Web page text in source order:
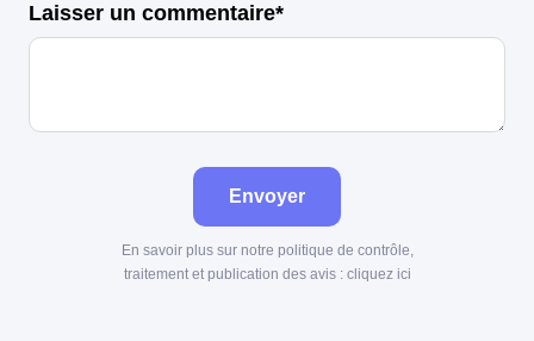
Laisser un commentaire*
Envoyer
En savoir plus sur notre politique de contrôle,
traitement et publication des avis : cliquez ici